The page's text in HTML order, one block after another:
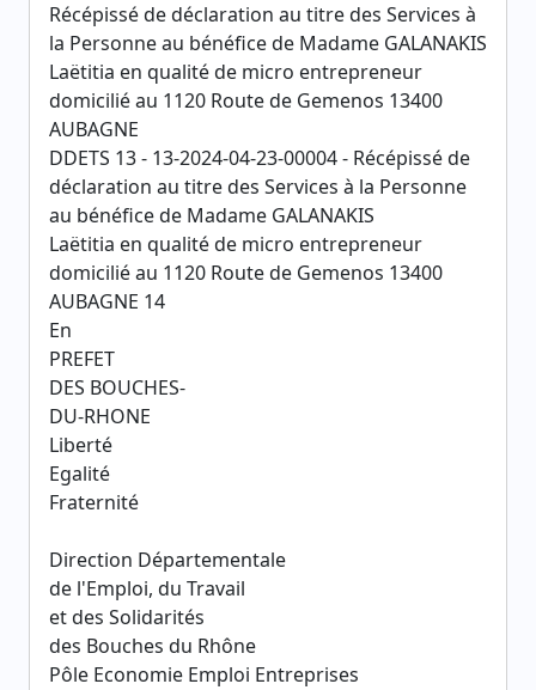
Récépissé de déclaration au titre des Services à
la Personne au bénéfice de Madame GALANAKIS
Laëtitia en qualité de micro entrepreneur
domicilié au 1120 Route de Gemenos 13400
AUBAGNE
DDETS 13 - 13-2024-04-23-00004 - Récépissé de
déclaration au titre des Services à la Personne
au bénéfice de Madame GALANAKIS
Laëtitia en qualité de micro entrepreneur
domicilié au 1120 Route de Gemenos 13400
AUBAGNE 14
En
PREFET
DES BOUCHES-
DU-RHONE
Liberté
Egalité
Fraternité
Direction Départementale
de l'Emploi, du Travail
et des Solidarités
des Bouches du Rhône
Pôle Economie Emploi Entreprises